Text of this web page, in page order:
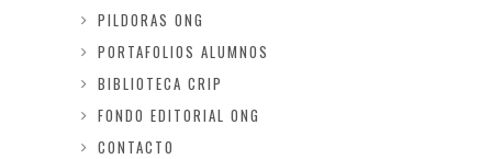
PILDORAS ONG
PORTAFOLIOS ALUMNOS
BIBLIOTECA CRIP
FONDO EDITORIAL ONG
CONTACTO